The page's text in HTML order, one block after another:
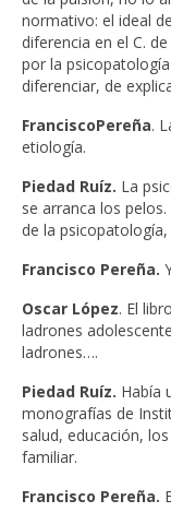
normativo: el ideal
diferencia en el C.
por la
diferenciar, de
FranciscoPereña.
etiología.
Piedad Ruíz. La
se arranca los
de la
Francisco Pereña.
Oscar López. El
ladrones
ladrones….
Piedad Ruíz. Había
monografías de
salud, educación,
familiar.
Francisco Pereña.